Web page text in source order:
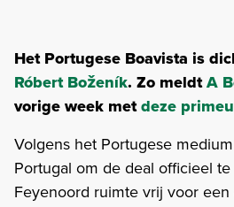
Het Portugese Boavista is
Róbert Boženík. Zo meldtA
vorige week metdeze
Volgens het Portugese
Portugal om de deal officieel
Feyenoord ruimte vrij voor